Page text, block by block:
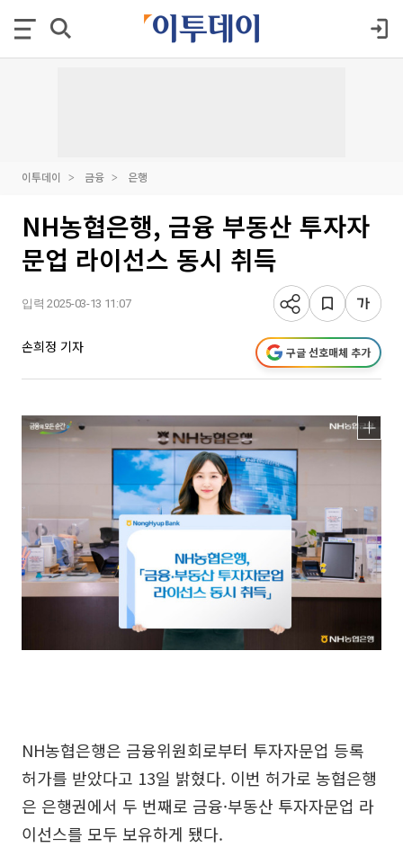
이투데이 금융 은행
NH농협은행, 금융 부동산 투자자
문업 라이선스 동시 취득
입력 2025-03-13 11:07
손희정 기자 구글 선호매체 추가
NH농협은행은 금융위원회로부터 투자자문업 등록
허가를 받았다고 13일 밝혔다. 이번 허가로 농협은행
은 은행권에서 두 번째로 금융·부동산 투자자문업 라
이선스를 모두 보유하게 됐다.